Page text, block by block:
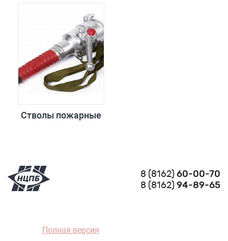
Стволы пожарные
8 (8162)60-00-70
8 (8162)94-89-65
Полная версия